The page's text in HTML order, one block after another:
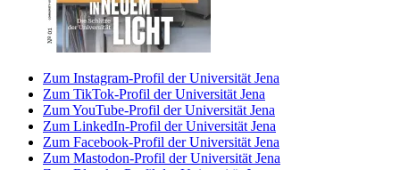
Zum Instagram-Profil der Universität Jena
Zum TikTok-Profil der Universität Jena
Zum YouTube-Profil der Universität Jena
Zum LinkedIn-Profil der Universität Jena
Zum Facebook-Profil der Universität Jena
Zum Mastodon-Profil der Universität Jena